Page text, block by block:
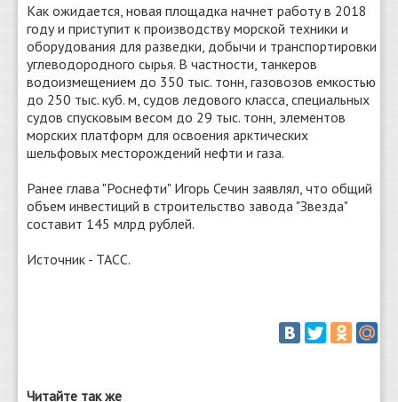
Как ожидается, новая площадка начнет работу в 2018
году и приступит к производству морской техники и
оборудования для разведки, добычи и транспортировки
углеводородного сырья. В частности, танкеров
водоизмещением до 350 тыс. тонн, газовозов емкостью
до 250 тыс. куб. м, судов ледового класса, специальных
судов спусковым весом до 29 тыс. тонн, элементов
морских платформ для освоения арктических
шельфовых месторождений нефти и газа.
Ранее глава "Роснефти" Игорь Сечин заявлял, что общий
объем инвестиций в строительство завода "Звезда"
составит 145 млрд рублей.
Источник - ТАСС.
Читайте так же